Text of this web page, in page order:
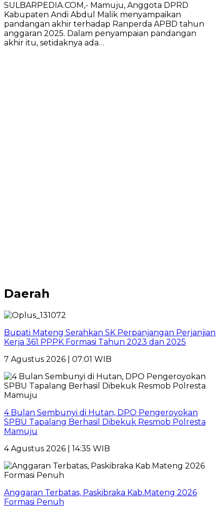
SULBARPEDIA.COM,- Mamuju, Anggota DPRD
Kabupaten Andi Abdul Malik menyampaikan
pandangan akhir terhadap Ranperda APBD tahun
anggaran 2025. Dalam penyampaian pandangan
akhir itu, setidaknya ada…
Daerah
Bupati Mateng Serahkan SK Perpanjangan Perjanjian
Kerja 361 PPPK Formasi Tahun 2023 dan 2025
7 Agustus 2026 | 07:01 WIB
4 Bulan Sembunyi di Hutan, DPO Pengeroyokan
SPBU Tapalang Berhasil Dibekuk Resmob Polresta
Mamuju
4 Agustus 2026 | 14:35 WIB
Anggaran Terbatas, Paskibraka Kab.Mateng 2026
Formasi Penuh